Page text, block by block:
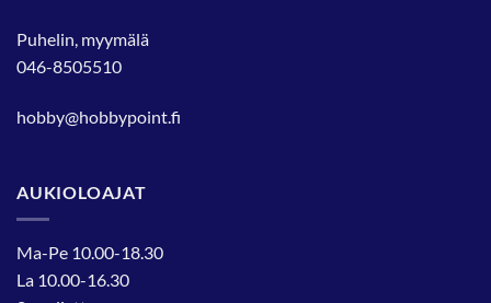
Puhelin, myymälä
046-8505510
hobby@hobbypoint.fi
AUKIOLOAJAT
Ma-Pe 10.00-18.30
La 10.00-16.30